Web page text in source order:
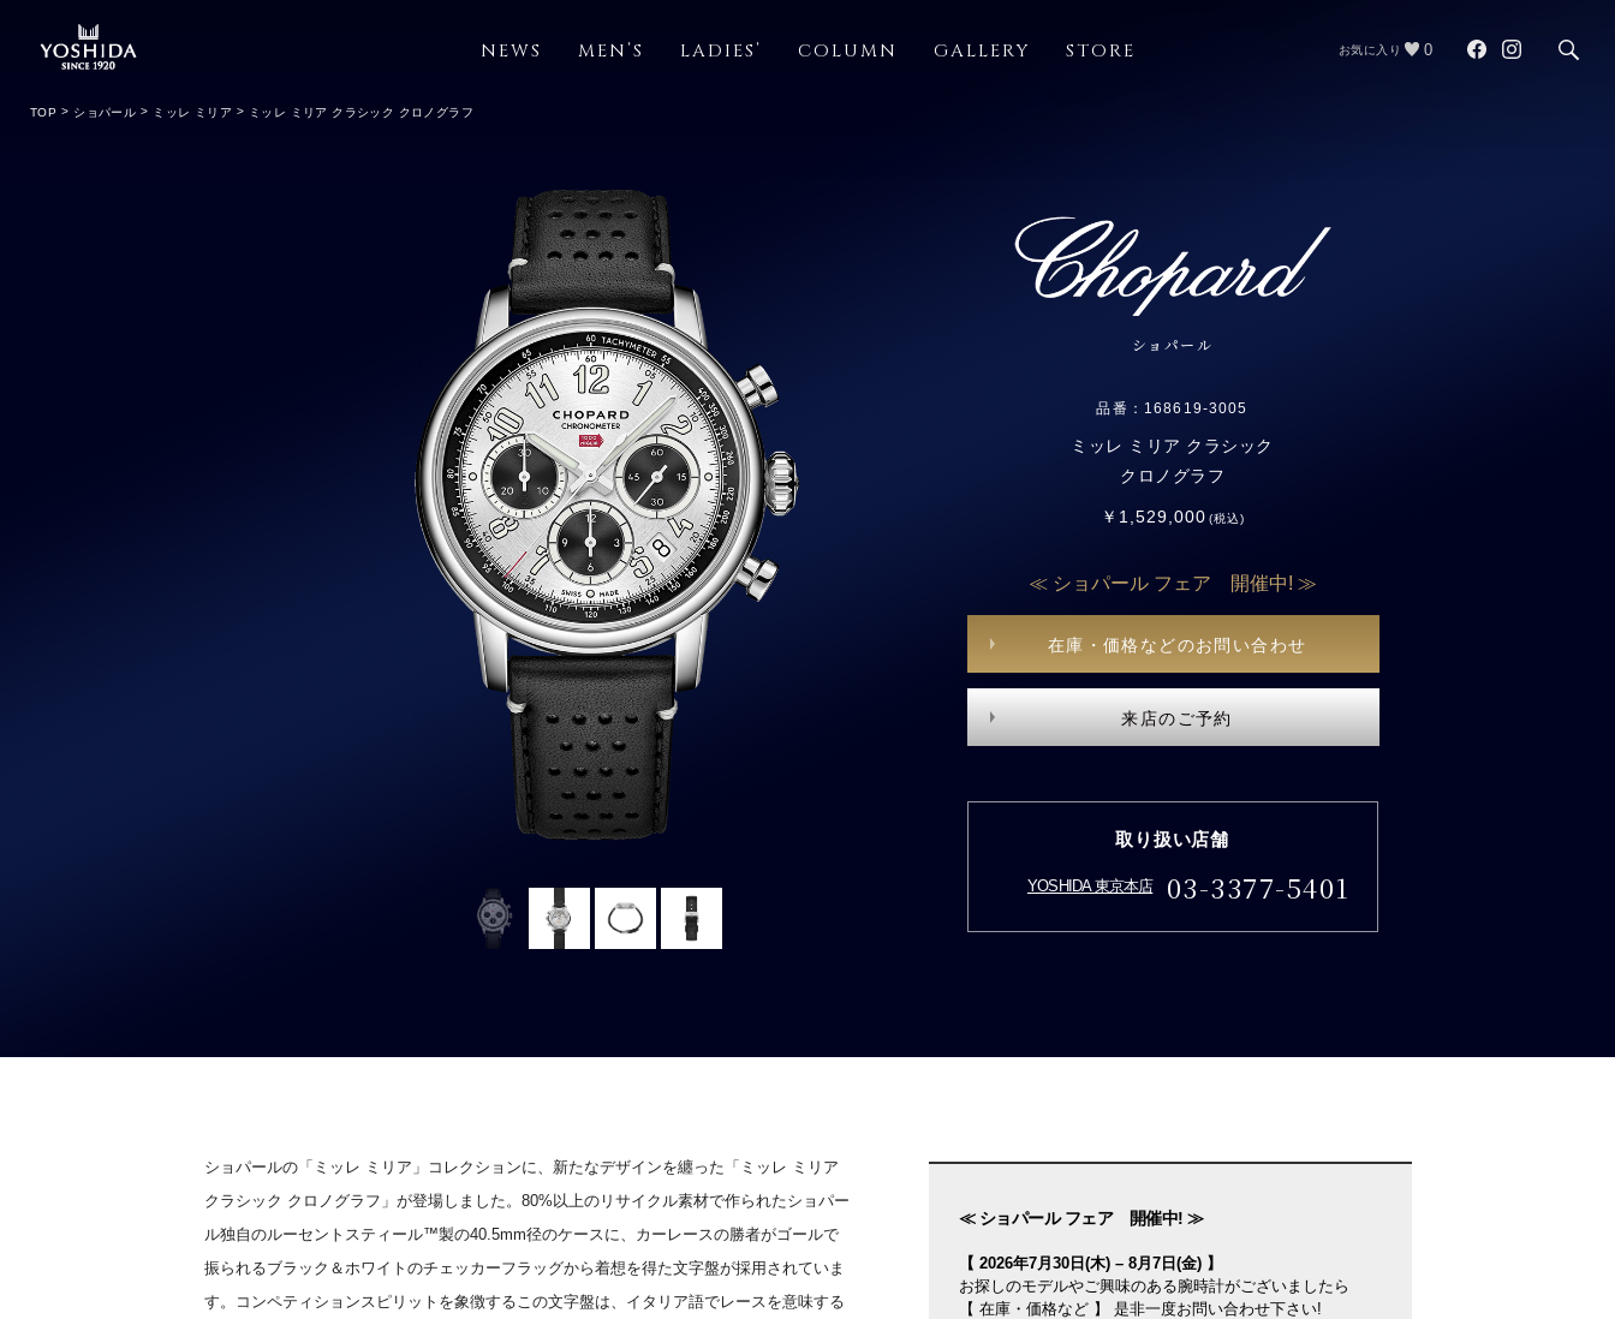
NEWS MEN’S LADIES’ COLUMN GALLERY STORE お気に入り 0
ショパール
品番：168619-3005
ミッレ ミリア クラシック
クロノグラフ
￥1,529,000(税込)
≪ ショパール フェア 開催中! ≫
在庫・価格などのお問い合わせ
来店のご予約
取り扱い店舗
YOSHIDA 東京本店 03-3377-5401
TOP ショパール ミッレ ミリア ミッレ ミリア クラシック クロノグラフ
ショパールの「ミッレ ミリア」コレクションに、新たなデザインを纏った「ミッレ ミリア
クラシック クロノグラフ」が登場しました。80%以上のリサイクル素材で作られたショパー
ル独自のルーセントスティール™製の40.5mm径のケースに、カーレースの勝者がゴールで
振られるブラック＆ホワイトのチェッカーフラッグから着想を得た文字盤が採用されていま
す。コンペティションスピリットを象徴するこの文字盤は、イタリア語でレースを意味する
≪ ショパール フェア 開催中! ≫
【 2026年7月30日(木) – 8月7日(金) 】
お探しのモデルやご興味のある腕時計がございましたら
【 在庫・価格など 】 是非一度お問い合わせ下さい!